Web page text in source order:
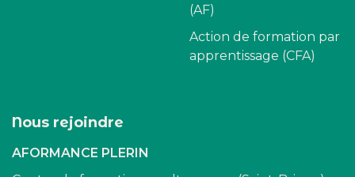
(AF)
Action de formation par
apprentissage (CFA)
Nous rejoindre
AFORMANCE PLERIN